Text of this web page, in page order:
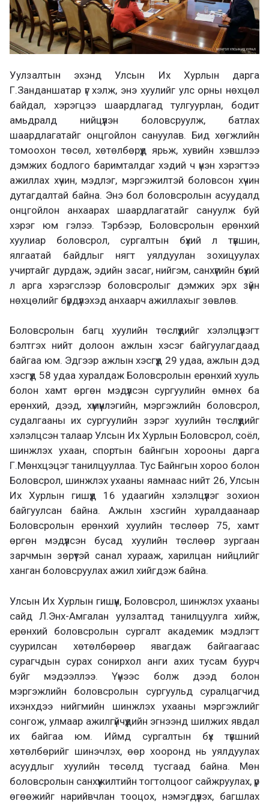
Уулзалтын эхэнд Улсын Их Хурлын дарга
Г.Занданшатар үг хэлж, энэ хуулийг улс орны нөхцөл
байдал, хэрэгцээ шаардлагад тулгуурлан, бодит
амьдралд нийцүүлэн боловсруулж, батлах
шаардлагатайг онцгойлон сануулав. Бид хөгжлийн
томоохон төсөл, хөтөлбөрүүд ярьж, хувийн хэвшлээ
дэмжих бодлого баримталдаг хэдий ч үнэн хэрэгтээ
ажиллах хүчин, мэдлэг, мэргэжилтэй боловсон хүчин
дутагдалтай байна. Энэ бол боловсролын асуудалд
онцгойлон анхаарах шаардлагатайг сануулж буй
хэрэг юм гэлээ. Тэрбээр, Боловсролын ерөнхий
хуулиар боловсрол, сургалтын бүхий л түвшин,
ялгаатай байдлыг нягт уялдуулан зохицуулах
учиртайг дурдаж, эдийн засаг, нийгэм, санхүүгийн бүхий
л арга хэрэгслээр боловсролыг дэмжих эрх зүйн
нөхцөлийг бүрдүүлэхэд анхаарч ажиллахыг зөвлөв.
Боловсролын багц хуулийн төслүүдийг хэлэлцүүлэгт
бэлтгэх нийт долоон ажлын хэсэг байгуулагдаад
байгаа юм. Эдгээр ажлын хэсгүүд 29 удаа, ажлын дэд
хэсгүүд 58 удаа хуралдаж Боловсролын ерөнхий хууль
болон хамт өргөн мэдүүлсэн сургуулийн өмнөх ба
ерөнхий, дээд, хүмүүнлэгийн, мэргэжлийн боловсрол,
судалгааны их сургуулийн зэрэг хуулийн төслүүдийг
хэлэлцсэн талаар Улсын Их Хурлын Боловсрол, соёл,
шинжлэх ухаан, спортын байнгын хорооны дарга
Г.Мөнхцэцэг танилцууллаа. Тус Байнгын хороо болон
Боловсрол, шинжлэх ухааны яамнаас нийт 26, Улсын
Их Хурлын гишүүд 16 удаагийн хэлэлцүүлэг зохион
байгуулсан байна. Ажлын хэсгийн хуралдаанаар
Боловсролын ерөнхий хуулийн төслөөр 75, хамт
өргөн мэдүүлсэн бусад хуулийн төслөөр зургаан
зарчмын зөрүүтэй санал хурааж, харилцан нийцлийг
ханган боловсруулах ажил хийгдэж байна.
Улсын Их Хурлын гишүүн, Боловсрол, шинжлэх ухааны
сайд Л.Энх-Амгалан уулзалтад танилцуулга хийж,
ерөнхий боловсролын сургалт академик мэдлэгт
суурилсан хөтөлбөрөөр явагдаж байгаагаас
сурагчдын сурах сонирхол анги ахих тусам буурч
буйг мэдээллээ. Үүнээс болж дээд болон
мэргэжлийн боловсролын сургуульд суралцагчид
ихэнхдээ нийгмийн шинжлэх ухааны мэргэжлийг
сонгож, улмаар ажилгүйчүүдийн эгнээнд шилжих явдал
их байгаа юм. Иймд сургалтын бүх түвшний
хөтөлбөрийг шинэчлэх, өөр хооронд нь уялдуулах
асуудлыг хуулийн төсөлд тусгаад байна. Мөн
боловсролын санхүүжилтийн тогтолцоог сайжруулах, үр
өгөөжийг нарийвчлан тооцох, нэмэгдүүлэх, багшлах